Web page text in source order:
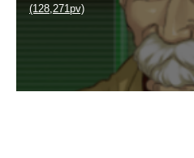
(128,271pv)